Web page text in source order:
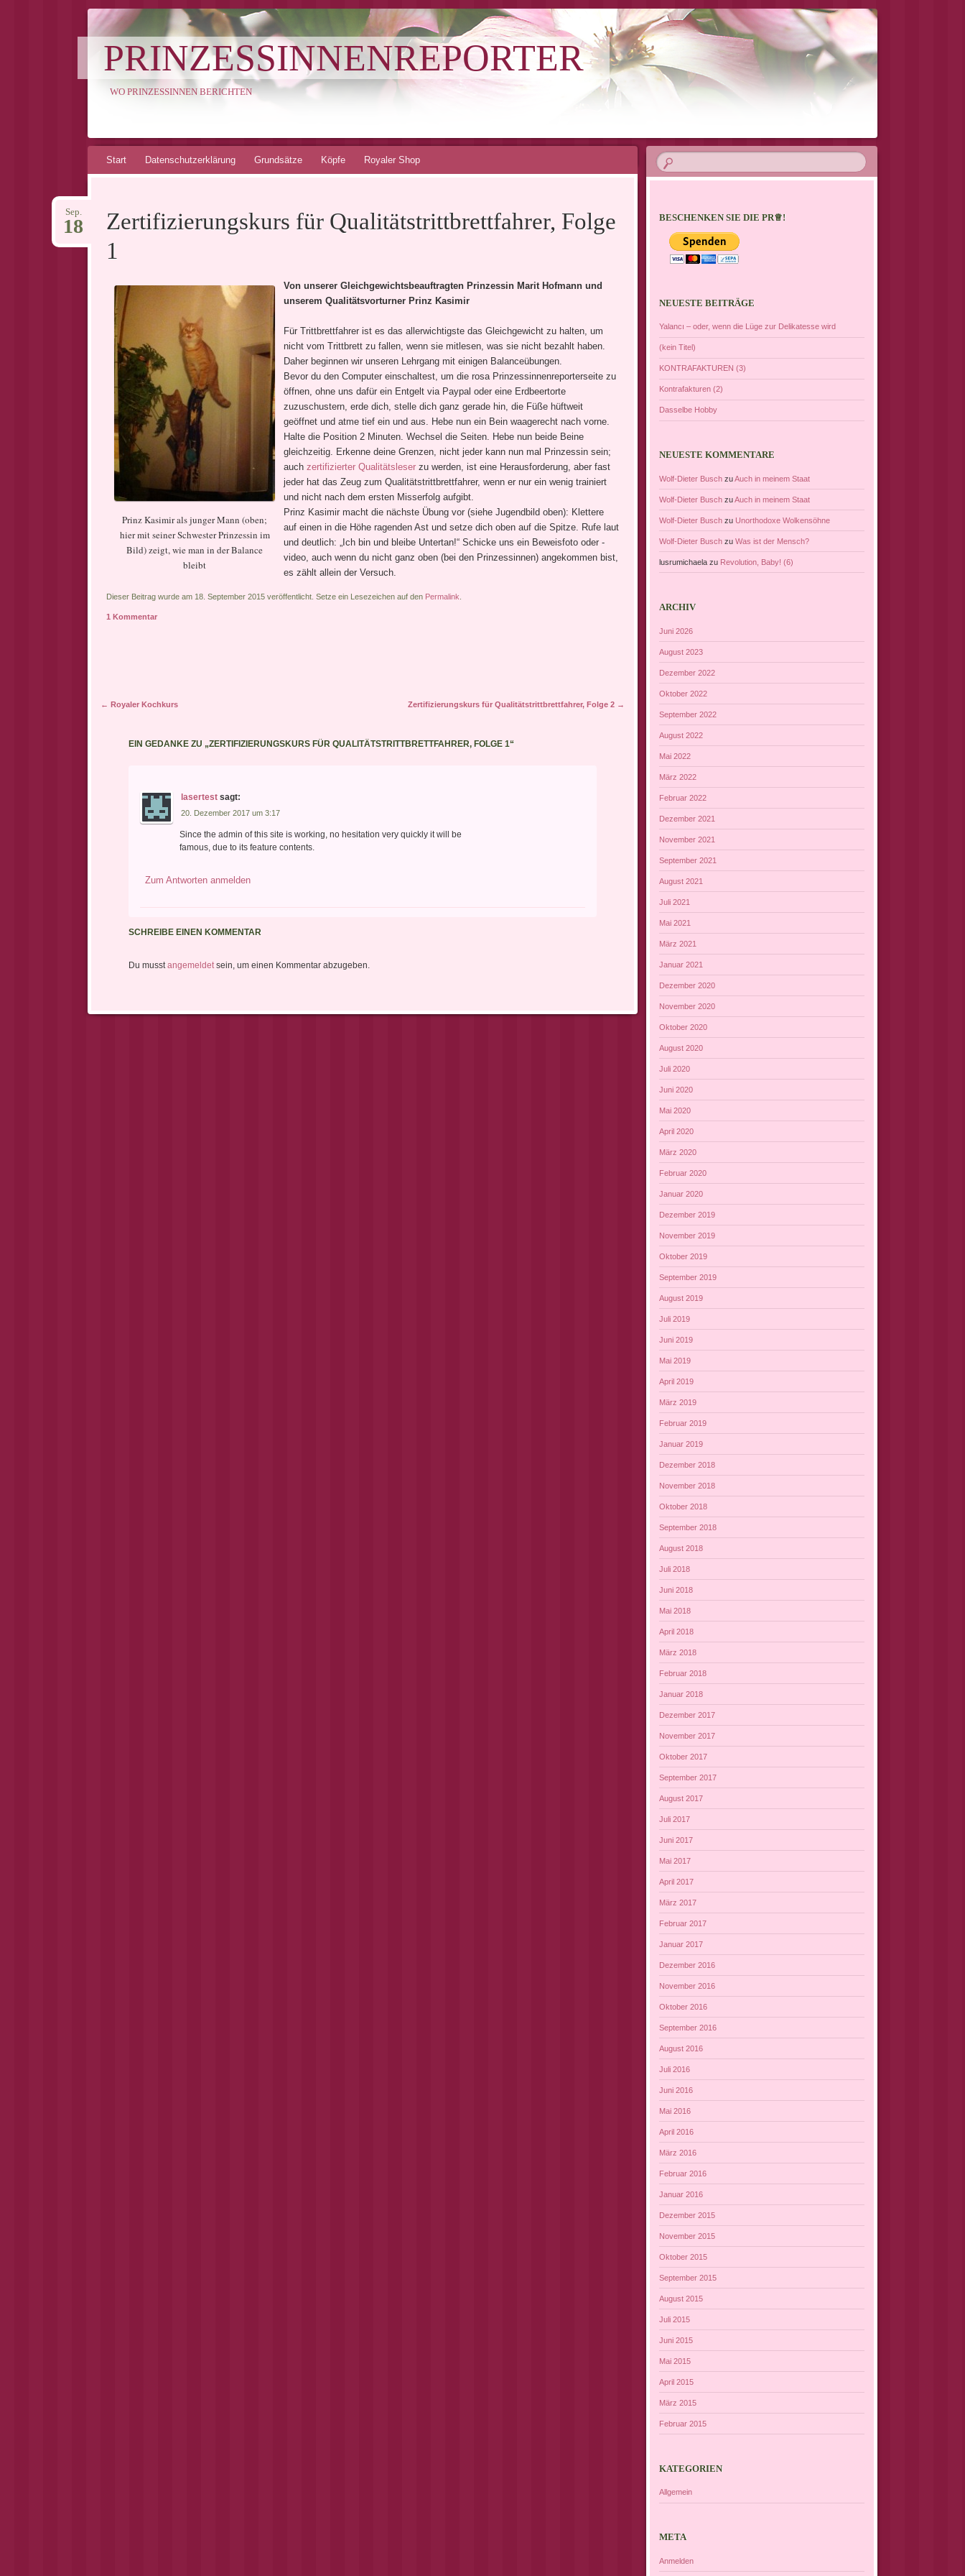
PRINZESSINNENREPORTER
WO PRINZESSINNEN BERICHTEN
Springe
Start Datenschutzerklärung Grundsätze Köpfe Royaler Shop
Zertifizierungskurs für Qualitätstrittbrettfahrer, Folge
1
Sep.
18
Prinz Kasimir als junger Mann (oben;
hier mit seiner Schwester Prinzessin im
Bild) zeigt, wie man in der Balance
bleibt
Von unserer Gleichgewichtsbeauftragten Prinzessin Marit Hofmann und
unserem Qualitätsvorturner Prinz Kasimir
Für Trittbrettfahrer ist es das allerwichtigste das Gleichgewicht zu halten, um
nicht vom Trittbrett zu fallen, wenn sie mitlesen, was sie nicht bezahlt haben.
Daher beginnen wir unseren Lehrgang mit einigen Balanceübungen.
Bevor du den Computer einschaltest, um die rosa Prinzessinnenreporterseite zu
öffnen, ohne uns dafür ein Entgelt via Paypal oder eine Erdbeertorte
zuzuschustern, erde dich, stelle dich ganz gerade hin, die Füße hüftweit
geöffnet und atme tief ein und aus. Hebe nun ein Bein waagerecht nach vorne.
Halte die Position 2 Minuten. Wechsel die Seiten. Hebe nun beide Beine
gleichzeitig. Erkenne deine Grenzen, nicht jeder kann nun mal Prinzessin sein;
auch zertifizierter Qualitätsleserzu werden, ist eine Herausforderung, aber fast
jeder hat das Zeug zum Qualitätstrittbrettfahrer, wenn er nur ein wenig trainiert
und nicht nach dem ersten Misserfolg aufgibt.
Prinz Kasimir macht die nächste Übung vor (siehe Jugendbild oben): Klettere
auf einen in die Höhe ragenden Ast und setze dich oben auf die Spitze. Rufe laut
und deutlich: „Ich bin und bleibe Untertan!“ Schicke uns ein Beweisfoto oder -
video, auch wenn du nicht ganz oben (bei den Prinzessinnen) angekommen bist,
es zählt allein der Versuch.
Dieser Beitrag wurde am 18. September 2015 veröffentlicht. Setze ein Lesezeichen auf den Permalink
1 Kommentar
Artikel-Navigation
← Royaler Kochkurs Zertifizierungskurs für Qualitätstrittbrettfahrer, Folge 2 →
EIN GEDANKE ZU „ZERTIFIZIERUNGSKURS FÜR QUALITÄTSTRITTBRETTFAHRER, FOLGE 1“
lasertest sagt:
20. Dezember 2017 um 3:17
Since the admin of this site is working, no hesitation very quickly it will be
famous, due to its feature contents.
Zum Antworten anmelden
SCHREIBE EINEN KOMMENTAR
Du musst angemeldet sein, um einen Kommentar abzugeben.
BESCHENKEN SIE DIE PR♕!
NEUESTE BEITRÄGE
Yalancı – oder, wenn die Lüge zur Delikatesse wird
(kein Titel)
KONTRAFAKTUREN (3)
Kontrafakturen (2)
Dasselbe Hobby
NEUESTE KOMMENTARE
Wolf-Dieter Busch zuAuch in meinem Staat
Wolf-Dieter Busch zuAuch in meinem Staat
Wolf-Dieter Busch zu Unorthodoxe Wolkensöhne
Wolf-Dieter Busch zuWas ist der Mensch?
lusrumichaela zu Revolution, Baby! (6)
ARCHIV
Juni 2026
August 2023
Dezember 2022
Oktober 2022
September 2022
August 2022
Mai 2022
März 2022
Februar 2022
Dezember 2021
November 2021
September 2021
August 2021
Juli 2021
Mai 2021
März 2021
Januar 2021
Dezember 2020
November 2020
Oktober 2020
August 2020
Juli 2020
Juni 2020
Mai 2020
April 2020
März 2020
Februar 2020
Januar 2020
Dezember 2019
November 2019
Oktober 2019
September 2019
August 2019
Juli 2019
Juni 2019
Mai 2019
April 2019
März 2019
Februar 2019
Januar 2019
Dezember 2018
November 2018
Oktober 2018
September 2018
August 2018
Juli 2018
Juni 2018
Mai 2018
April 2018
März 2018
Februar 2018
Januar 2018
Dezember 2017
November 2017
Oktober 2017
September 2017
August 2017
Juli 2017
Juni 2017
Mai 2017
April 2017
März 2017
Februar 2017
Januar 2017
Dezember 2016
November 2016
Oktober 2016
September 2016
August 2016
Juli 2016
Juni 2016
Mai 2016
April 2016
März 2016
Februar 2016
Januar 2016
Dezember 2015
November 2015
Oktober 2015
September 2015
August 2015
Juli 2015
Juni 2015
Mai 2015
April 2015
März 2015
Februar 2015
KATEGORIEN
Allgemein
META
Anmelden